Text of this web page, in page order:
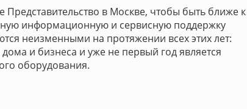
Представительство в Москве, чтобы быть ближе к
информационную и сервисную поддержку
неизменными на протяжении всех этих лет:
и бизнеса и уже не первый год является
оборудования.